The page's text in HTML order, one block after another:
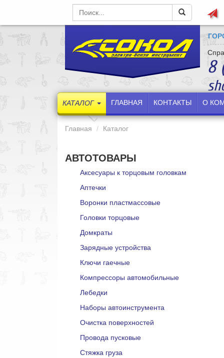
8
КАТАЛОГ ГЛАВНАЯ КОНТАКТЫ О
Главная Каталог
АВТОТОВАРЫ
Аксесуары к торцовым головкам
Аптечки
Воронки пластмассовые
Головки торцовые
Домкраты
Зарядные устройства
Ключи гаечные
Компрессоры автомобильные
Лебедки
Наборы автоинструмента
Очистка поверхностей
Провода пусковые
Стяжка груза